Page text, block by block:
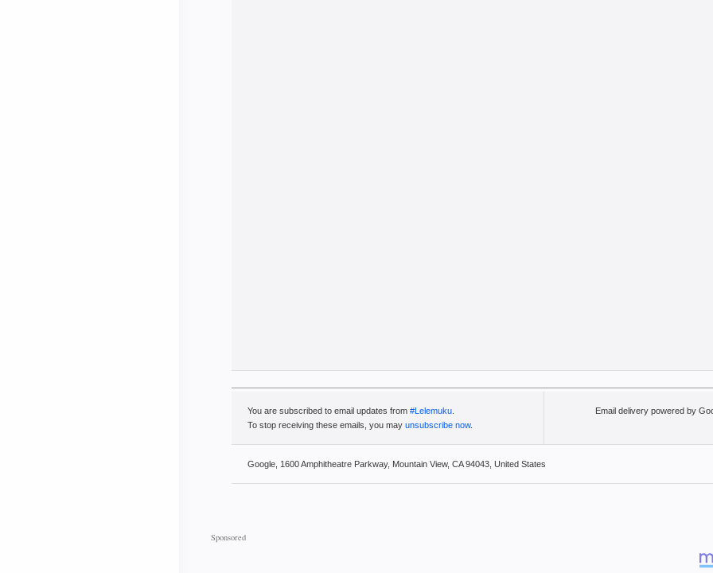
You are subscribed to email updates from #Lelemuku
To stop receiving these emails, you may unsubscribe now.
Email delivery powered by
Google, 1600 Amphitheatre Parkway, Mountain View, CA 94043, United States